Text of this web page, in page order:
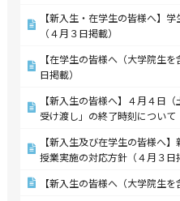
【新入生・在学生の皆様へ】
（４月３日掲載）
【在学生の皆様へ（大学院生
日掲載）
【新入生の皆様へ】４月４日
受け渡し」の終了時刻について
【新入生及び在学生の皆様へ
授業実施の対応方針（４月３日
【新入生の皆様へ（大学院生